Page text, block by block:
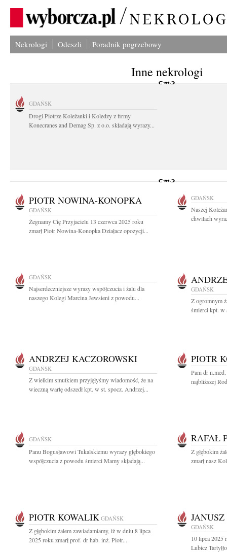
Nekrologi Odeszli Poradnik pogrzebowy
Inne nekrologi
GDAŃSK
Drogi Piotrze Koleżanki i Koledzy z firmy
Konecranes and Demag Sp. z o.o. składają wyrazy...
PIOTR NOWINA-KONOPKA
GDAŃSK
Żegnamy Cię Przyjacielu 13 czerwca 2025 roku
zmarł Piotr Nowina-Konopka Działacz opozycji...
GDAŃSK
Naszej
chwilach
GDAŃSK
Najserdeczniejsze wyrazy współczucia i żalu dla
naszego Kolegi Marcina Jewsieni z powodu...
GDAŃSK
Z ogromnym
śmierci kpt. w
ANDRZEJ KACZOROWSKI
GDAŃSK
Z wielkim smutkiem przyjęłyśmy wiadomość, że na
wieczną wartę odszedł kpt. w st. spocz. Andrzej...
PIOTR
Pani dr
najbliższej
GDAŃSK
Panu Bogusławowi Tukalskiemu wyrazy głębokiego
współczucia z powodu śmierci Mamy składają...
RAFAŁ
Z głębokim
zmarł nasz
PIOTR KOWALIK GDAŃSK
Z głębokim żalem zawiadamiamy, iż w dniu 8 lipca
2025 roku zmarł prof. dr hab. inż. Piotr...
GDAŃSK
10 lipca 2025
Lubicz